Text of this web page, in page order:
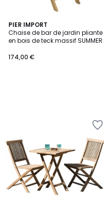
PIER IMPORT
Chaise de bar de jardin pliante
en bois de teck massif SUMMER
174,00 €